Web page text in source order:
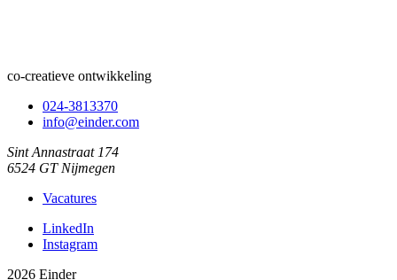
co-creatieve ontwikkeling
024-3813370
info@einder.com
Sint Annastraat 174
6524 GT Nijmegen
Vacatures
LinkedIn
Instagram
2026 Einder